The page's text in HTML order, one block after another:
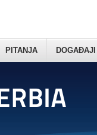
PITANJA DOGAĐAJI